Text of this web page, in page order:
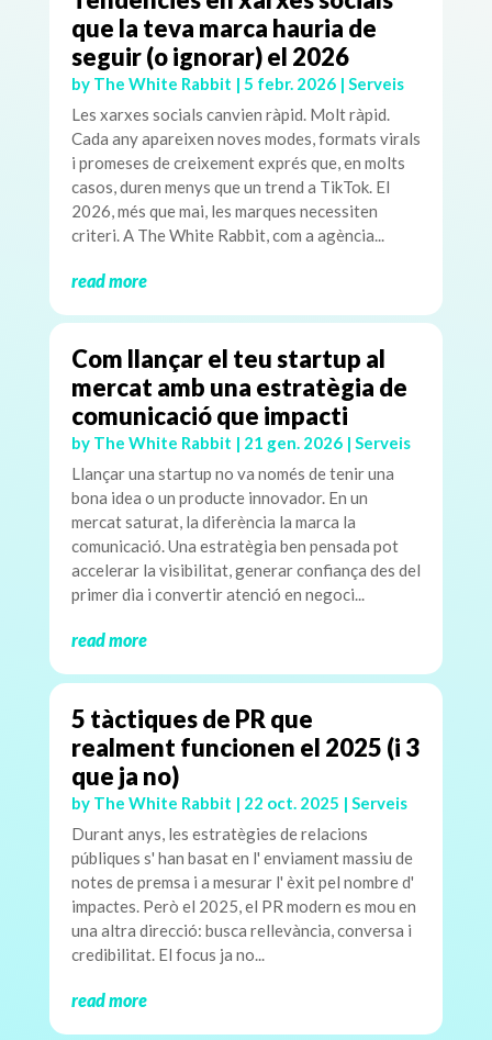
que la teva marca hauria de
seguir (o ignorar) el 2026
by The White Rabbit | 5 febr. 2026| Serveis
Les xarxes socials canvien ràpid. Molt ràpid.
Cada any apareixen noves modes, formats virals
i promeses de creixement exprés que, en molts
casos, duren menys que un trend a TikTok. El
2026, més que mai, les marques necessiten
criteri. A The White Rabbit, com a agència...
read more
Com llançar el teu startup al
mercat amb una estratègia de
comunicació que impacti
by The White Rabbit | 21 gen. 2026| Serveis
Llançar una startup no va només de tenir una
bona idea o un producte innovador. En un
mercat saturat, la diferència la marca la
comunicació. Una estratègia ben pensada pot
accelerar la visibilitat, generar confiança des del
primer dia i convertir atenció en negoci...
read more
5 tàctiques de PR que
realment funcionen el 2025 (i 3
que ja no)
by The White Rabbit | 22 oct. 2025 | Serveis
Durant anys, les estratègies de relacions
públiques s' han basat en l' enviament massiu de
notes de premsa i a mesurar l' èxit pel nombre d'
impactes. Però el 2025, el PR modern es mou en
una altra direcció: busca rellevància, conversa i
credibilitat. El focus ja no...
read more